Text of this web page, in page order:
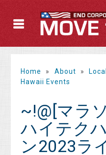
Home » About »
Hawaii Events
~!@[マラ
ハイテク
ン2023ラ